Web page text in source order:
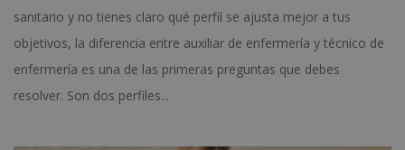
sanitario y no tienes claro qué perfil se ajusta mejor a tus
objetivos, la diferencia entre auxiliar de enfermería y técnico de
enfermería es una de las primeras preguntas que debes
resolver. Son dos perfiles...